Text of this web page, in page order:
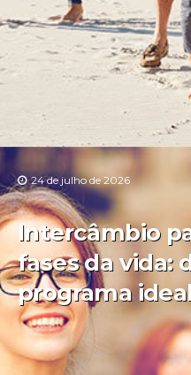
24 de julho de 2026
Intercâmbio
fases da vida:
programa